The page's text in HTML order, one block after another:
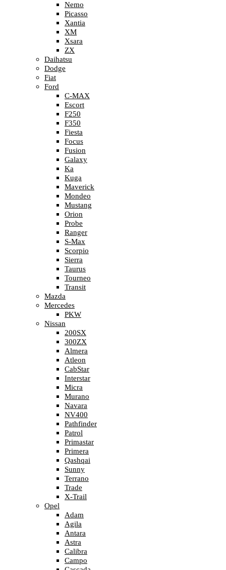
Nemo
Picasso
Xantia
XM
Xsara
ZX
Daihatsu
Dodge
Fiat
Ford
C-MAX
Escort
F250
F350
Fiesta
Focus
Fusion
Galaxy
Ka
Kuga
Maverick
Mondeo
Mustang
Orion
Probe
Ranger
S-Max
Scorpio
Sierra
Taurus
Tourneo
Transit
Mazda
Mercedes
PKW
Nissan
200SX
300ZX
Almera
Atleon
CabStar
Interstar
Micra
Murano
Navara
NV400
Pathfinder
Patrol
Primastar
Primera
Qashqai
Sunny
Terrano
Trade
X-Trail
Opel
Adam
Agila
Antara
Astra
Calibra
Campo